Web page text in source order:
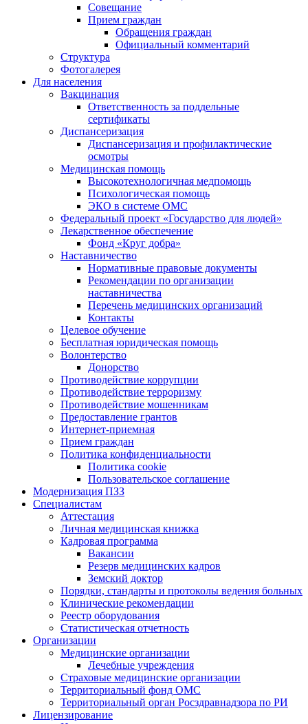
Совещание
Прием граждан
Обращения граждан
Официальный комментарий
Структура
Фотогалерея
Для населения
Вакцинация
Ответственность за поддельные
сертификаты
Диспансеризация
Диспансеризация и профилактические
осмотры
Медицинская помощь
Высокотехнологичная медпомощь
Психологическая помощь
ЭКО в системе ОМС
Федеральный проект «Государство для людей»
Лекарственное обеспечение
Фонд «Круг добра»
Наставничество
Нормативные правовые документы
Рекомендации по организации
наставничества
Перечень медицинских организаций
Контакты
Целевое обучение
Бесплатная юридическая помощь
Волонтерство
Донорство
Противодействие коррупции
Противодействие терроризму
Противодействие мошенникам
Предоставление грантов
Интернет-приемная
Прием граждан
Политика конфиденциальности
Политика cookie
Пользовательское соглашение
Модернизация ПЗЗ
Специалистам
Аттестация
Личная медицинская книжка
Кадровая программа
Вакансии
Резерв медицинских кадров
Земский доктор
Порядки, стандарты и протоколы ведения больных
Клинические рекомендации
Реестр оборудования
Статистическая отчетность
Организации
Медицинские организации
Лечебные учреждения
Страховые медицинские организации
Территориальный фонд ОМС
Территориальный орган Росздравнадзора по РИ
Лицензирование